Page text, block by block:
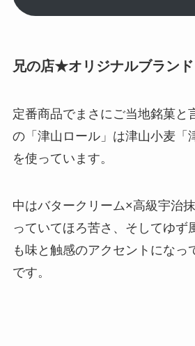
兄の店★オリジナルブランド
定番商品でまさにご当地銘菓と
の「津山ロール」は津山小麦「
を使っています。
中はバタークリーム×高級宇治
っていてほろ苦さ、そしてゆず
も味と触感のアクセントになっ
です。